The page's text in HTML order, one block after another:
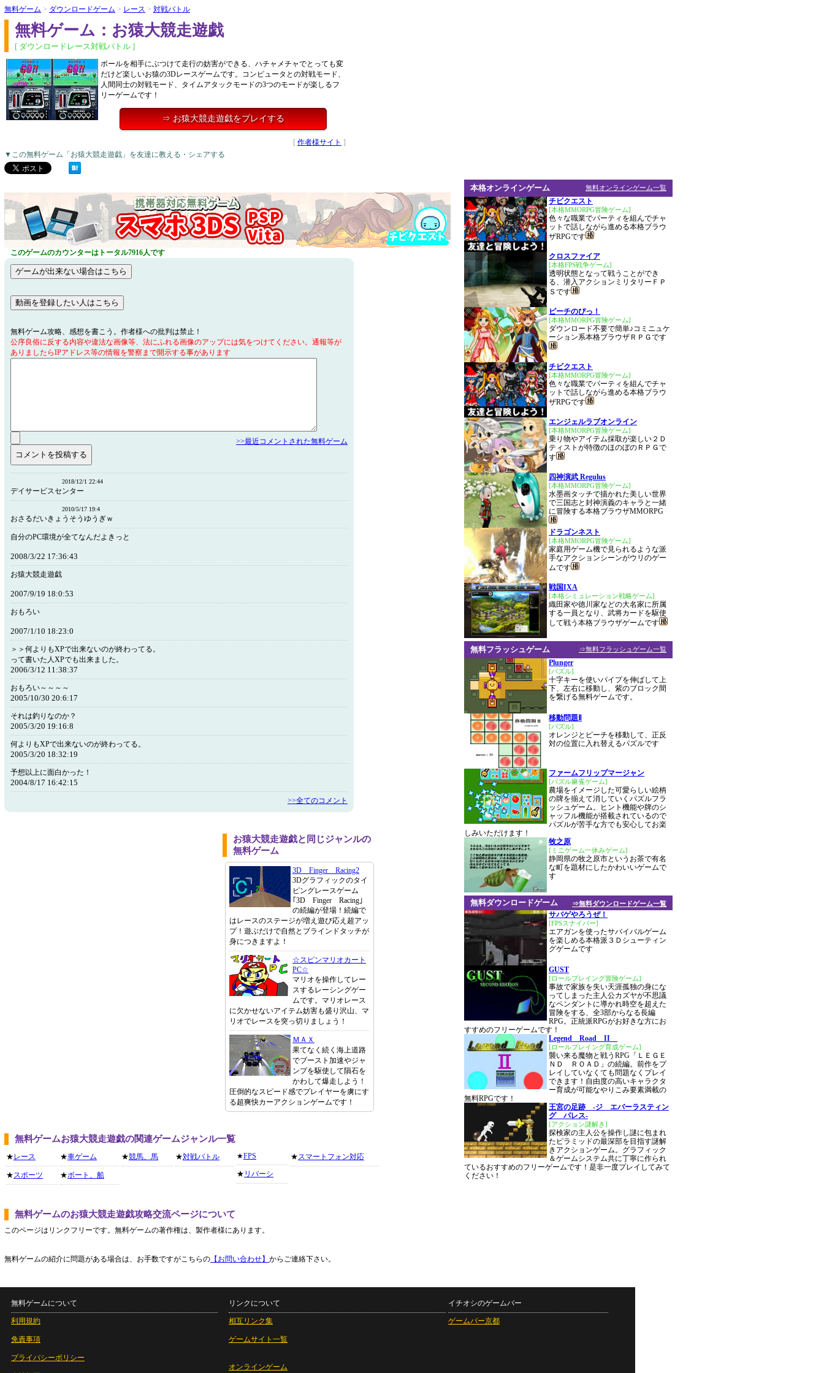
無料ゲーム > ダウンロードゲーム > レース > 対戦バトル
無料ゲーム：お猿大競走遊戯
[ ダウンロードレース対戦バトル ]
ボールを相手にぶつけて走行の妨害ができる、ハチャメチャでとっても変
だけど楽しいお猿の3Dレースゲームです。コンピュータとの対戦モード、
人間同士の対戦モード、タイムアタックモードの3つのモードが楽しるフ
リーゲームです！
⇒ お猿大競走遊戯をプレイする
[ 作者様サイト ]
▼この無料ゲーム「お猿大競走遊戯」を友達に教える・シェアする
このゲームのカウンターはトータル7916人です
無料ゲーム攻略、感想を書こう。作者様への批判は禁止！
公序良俗に反する内容や違法な画像等、法にふれる画像のアップには気をつけてください。通報等が
ありましたらIPアドレス等の情報を警察まで開示する事があります
>>最近コメントされた無料ゲーム
2018/12/1 22:44
デイサービスセンター
2010/5/17 19:4
おさるだいきょうそうゆうぎｗ
自分のPC環境が全てなんだよきっと
2008/3/22 17:36:43
お猿大競走遊戯
2007/9/19 18:0:53
おもろい
2007/1/10 18:23:0
＞＞何よりもXPで出来ないのが終わってる。
って書いた人XPでも出来ました。
2006/3/12 11:38:37
おもろい～～～～
2005/10/30 20:6:17
それは釣りなのか？
2005/3/20 19:16:8
何よりもXPで出来ないのが終わってる。
2005/3/20 18:32:19
予想以上に面白かった！
2004/8/17 16:42:15
>>全てのコメント
お猿大競走遊戯と同じジャンルの
無料ゲーム
3D Finger Racing2
3Dグラフィックのタイ
ピングレースゲーム
｢3D Finger Racing｣
の続編が登場！続編で
はレースのステージが増え遊び応え超アッ
プ！遊ぶだけで自然とブラインドタッチが
身につきますよ！
☆スピンマリオカート
PC☆
マリオを操作してレー
スするレーシングゲー
ムです。マリオレース
に欠かせないアイテム妨害も盛り沢山、マ
リオでレースを突っ切りましょう！
ＭＡＸ
果てなく続く海上道路
でブースト加速やジャ
ンプを駆使して隕石を
かわして爆走しよう！
圧倒的なスピード感でプレイヤーを虜にす
る超爽快カーアクションゲームです！
無料ゲームお猿大競走遊戯の関連ゲームジャンル一覧
★レース
★スポーツ
★車ゲーム
★ボート、船
★競馬、馬 ★対戦バトル ★FPS
★ リバーシ
★スマートフォン対応
無料ゲームのお猿大競走遊戯攻略交流ページについて
このページはリンクフリーです。無料ゲームの著作権は、製作者様にあります。
無料ゲームの紹介に問題がある場合は、お手数ですがこちらの 【お問い合わせ】 からご連絡下さい。
無料オンラインゲーム一覧
本格オンラインゲーム
チビクエスト
[本格MMORPG冒険ゲーム]
色々な職業でパーティを組んでチャ
ットで話しながら進める本格ブラウ
ザRPGです
クロスファイア
[本格FPS戦争ゲーム]
透明状態となって戦うことができ
る、潜入アクションミリタリーＦＰ
Ｓです
ピーチのぴっ！
[本格MMORPG冒険ゲーム]
ダウンロード不要で簡単♪コミニュケ
ーション系本格ブラウザＲＰＧです
チビクエスト
[本格MMORPG冒険ゲーム]
色々な職業でパーティを組んでチャ
ットで話しながら進める本格ブラウ
ザRPGです
エンジェルラブオンライン
[本格MMORPG冒険ゲーム]
乗り物やアイテム採取が楽しい２Ｄ
ティストが特徴のほのぼのＲＰＧで
す
四神演武 Regulus
[本格MMORPG冒険ゲーム]
水墨画タッチで描かれた美しい世界
で三国志と封神演義のキャラと一緒
に冒険する本格ブラウザMMORPG
ドラゴンネスト
[本格MMORPG冒険ゲーム]
家庭用ゲーム機で見られるような派
手なアクションシーンがウリのゲー
ムです
戦国IXA
[本格シミュレーション戦略ゲーム]
織田家や徳川家などの大名家に所属
する一員となり、武将カードを駆使
して戦う本格ブラウザゲームです
⇒無料フラッシュゲーム一覧
無料フラッシュゲーム
Plunger
[パズル]
十字キーを使いパイプを伸ばして上
下、左右に移動し、紫のブロック間
を繋げる無料ゲームです。
移動問題Ⅱ
[パズル]
オレンジとピーチを移動して、正反
対の位置に入れ替えるパズルです
ファームフリップマージャン
[パズル麻雀ゲーム]
農場をイメージした可愛らしい絵柄
の牌を揃えて消していくパズルフラ
ッシュゲーム。ヒント機能や牌のシ
ャッフル機能が搭載されているので
パズルが苦手な方でも安心してお楽
しみいただけます！
牧之原
[ミニゲーム一休みゲーム]
静岡県の牧之原市というお茶で有名
な町を題材にしたかわいいゲームで
す
⇒無料ダウンロードゲーム一覧
無料ダウンロードゲーム
サバゲやろうぜ！
[FPSスナイパー]
エアガンを使ったサバイバルゲーム
を楽しめる本格派３Ｄシューティン
グゲームです
GUST
[ロールプレイング冒険ゲーム]
事故で家族を失い天涯孤独の身にな
ってしまった主人公カズヤが不思議
なペンダントに導かれ時空を超えた
冒険をする、全3部からなる長編
RPG。正統派RPGがお好きな方にお
すすめのフリーゲームです！
Legend Road II
[ロールプレイング育成ゲーム]
襲い来る魔物と戦うRPG「ＬＥＧＥ
ＮＤ ＲＯＡＤ」の続編。前作をプ
レイしていなくても問題なくプレイ
できます！自由度の高いキャラクタ
ー育成が可能なやりこみ要素満載の
無料RPGです！
王宮の足跡 -ジ エバーラスティン
グ パレス-
[アクション謎解き]
探検家の主人公を操作し謎に包まれ
たピラミッドの最深部を目指す謎解
きアクションゲーム。グラフィック
＆ゲームシステム共に丁寧に作られ
ているおすすめのフリーゲームです！是非一度プレイしてみて
ください！
無料ゲームについて
利用規約
免責事項
プライバシーポリシー
リンクについて
相互リンク集
ゲームサイト一覧
オンラインゲーム
イチオシのゲームバー
ゲームバー京都